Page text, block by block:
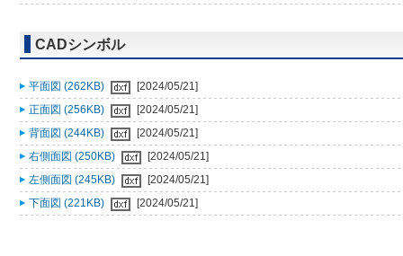
CADシンボル
平面図 (262KB)
[2024/05/21]
正面図 (256KB)
[2024/05/21]
背面図 (244KB)
[2024/05/21]
右側面図 (250KB)
[2024/05/21]
左側面図 (245KB)
[2024/05/21]
下面図 (221KB)
[2024/05/21]